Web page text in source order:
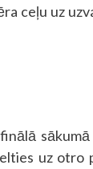
ceļu uz
sākumā
uz otro